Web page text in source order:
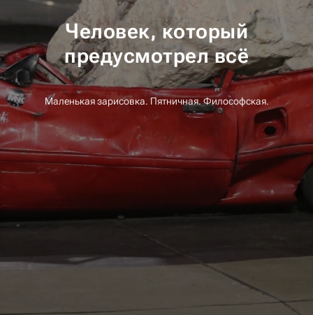
Человек, который
предусмотрел всё
Маленькая зарисовка. Пятничная. Философская.